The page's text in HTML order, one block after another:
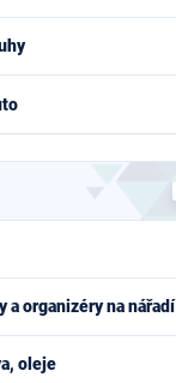
a organizéry na nářadí
oleje